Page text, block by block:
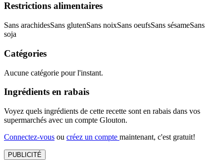
Restrictions alimentaires
Sans arachidesSans glutenSans noixSans oeufsSans sésameSans
soja
Catégories
Aucune catégorie pour l'instant.
Ingrédients en rabais
Voyez quels ingrédients de cette recette sont en rabais dans vos
supermarchés avec un compte Glouton.
Connectez-vous ou créez un compte maintenant, c'est gratuit!
PUBLICITÉ